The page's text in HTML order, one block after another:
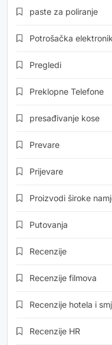
paste za poliranje
Potrošačka
Pregledi
Preklopne Telefone
presađivanje kose
Prevare
Prijevare
Proizvodi široke
Putovanja
Recenzije
Recenzije filmova
Recenzije hotela i
Recenzije HR